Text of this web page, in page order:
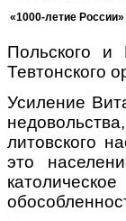
«1000-летие России»
Польского и
Тевтонского
Усиление
литовского
это